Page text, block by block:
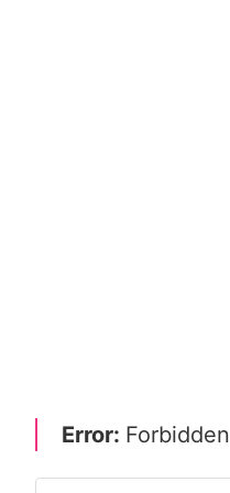
Error: Forbidden